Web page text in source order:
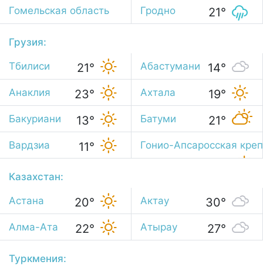
Гомельская область Гродно 21°
Грузия:
Тбилиси 21° Абастумани 14°
Анаклия 23° Ахтала 19°
Бакуриани 13° Батуми 21°
Вардзиа 11° Гонио-Апсаросская
Казахстан:
Астана 20° Актау 30°
Алма-Ата 22° Атырау 27°
Туркмения: